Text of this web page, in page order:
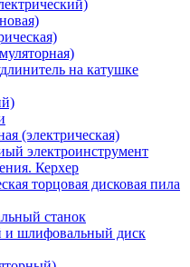
на катушке
(электрическая)
электроинструмент
Керхер
торцовая дисковая пила
станок
и шлифовальный диск